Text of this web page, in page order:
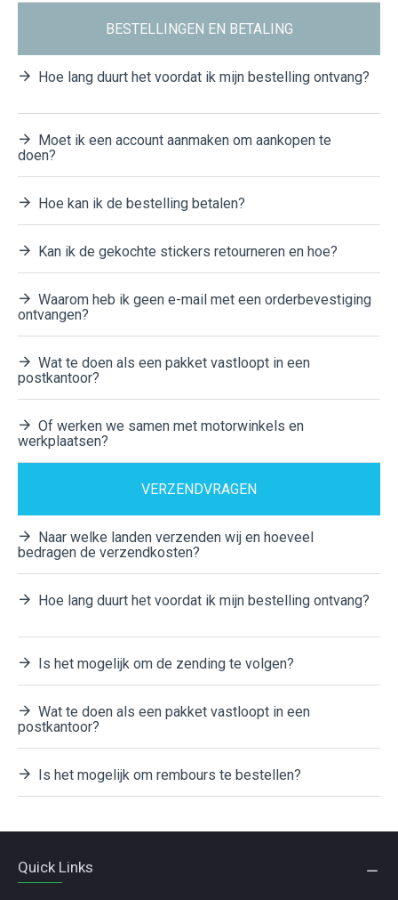
BESTELLINGEN EN BETALING
Hoe lang duurt het voordat ik mijn bestelling ontvang?
Moet ik een account aanmaken om aankopen te
doen?
Hoe kan ik de bestelling betalen?
Kan ik de gekochte stickers retourneren en hoe?
Waarom heb ik geen e-mail met een orderbevestiging
ontvangen?
Wat te doen als een pakket vastloopt in een
postkantoor?
Of werken we samen met motorwinkels en
werkplaatsen?
VERZENDVRAGEN
Naar welke landen verzenden wij en hoeveel
bedragen de verzendkosten?
Hoe lang duurt het voordat ik mijn bestelling ontvang?
Is het mogelijk om de zending te volgen?
Wat te doen als een pakket vastloopt in een
postkantoor?
Is het mogelijk om rembours te bestellen?
Quick Links